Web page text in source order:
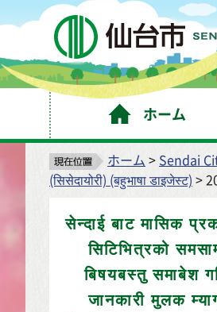
ホーム
ホーム > Sendai
(सिसेदायोरी) (बहुभाषा डाइजेस्ट) >
सेन्दाई बाट मासिक
सिटिभित्रको
बिषयबस्तु समाबेश
जानकारी मुलक